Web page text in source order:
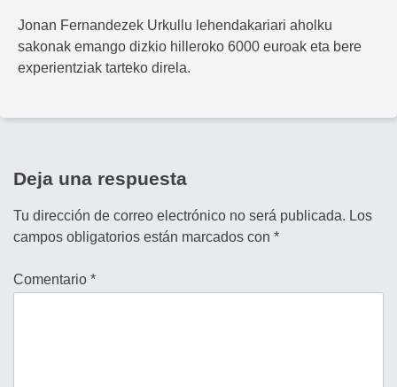
Jonan Fernandezek Urkullu lehendakariari aholku
sakonak emango dizkio hilleroko 6000 euroak eta bere
experientziak tarteko direla.
Deja una respuesta
Tu dirección de correo electrónico no será publicada. Los
campos obligatorios están marcados con *
Comentario *